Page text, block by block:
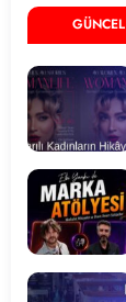
GÜNCEL